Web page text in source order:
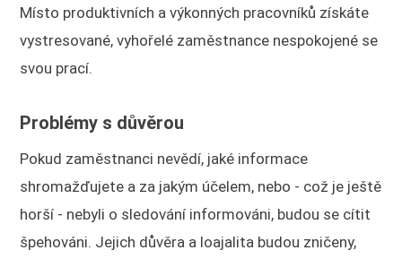
Místo produktivních a výkonných pracovníků získáte
vystresované, vyhořelé zaměstnance nespokojené se
svou prací.
Problémy s důvěrou
Pokud zaměstnanci nevědí, jaké informace
shromažďujete a za jakým účelem, nebo - což je ještě
horší - nebyli o sledování informováni, budou se cítit
špehováni. Jejich důvěra a loajalita budou zničeny,